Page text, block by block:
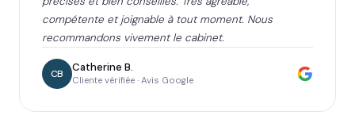
compétente et joignable à tout moment. Nous
recommandons vivement le cabinet.
CB Catherine B.
Cliente vérifiée · Avis Google